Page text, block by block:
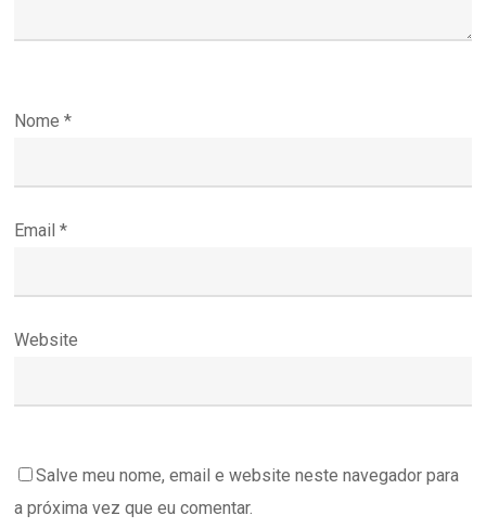
Nome*
Email*
Website
Salve meu nome, email e website neste navegador para
a próxima vez que eu comentar.